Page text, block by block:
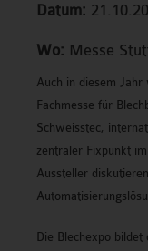
Datum:
Wo: Messe
Auch in diesem
Fachmesse für
Schweisstec,
zentraler Fixpunkt
Aussteller
Die Blechexpo